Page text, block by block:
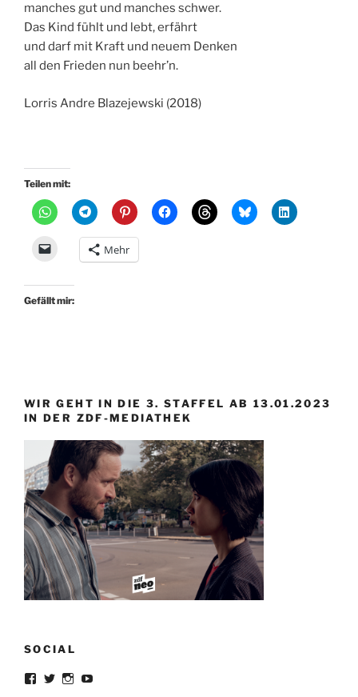
manches gut und manches schwer.
Das Kind fühlt und lebt, erfährt
und darf mit Kraft und neuem Denken
all den Frieden nun beehr’n.
Lorris Andre Blazejewski (2018)
Teilen mit:
Mehr
Gefällt mir:
WIR GEHT IN DIE 3. STAFFEL AB 13.01.2023
IN DER ZDF-MEDIATHEK
SOCIAL
ProfilProfilProfilProfil